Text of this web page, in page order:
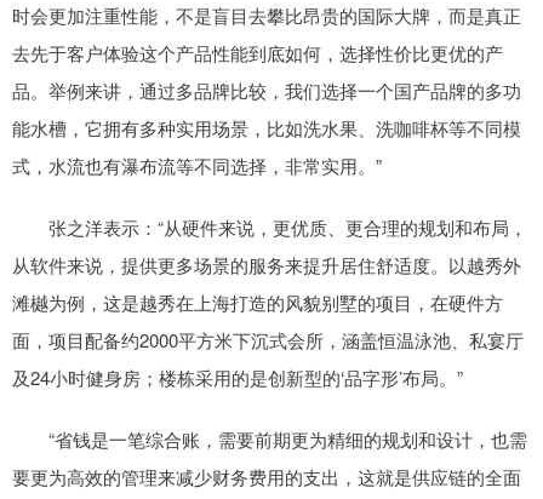
时会更加注重性能，不是盲目去攀比昂贵的国际大牌，而是真正
去先于客户体验这个产品性能到底如何，选择性价比更优的产
品。举例来讲，通过多品牌比较，我们选择一个国产品牌的多功
能水槽，它拥有多种实用场景，比如洗水果、洗咖啡杯等不同模
式，水流也有瀑布流等不同选择，非常实用。”
张之洋表示：“从硬件来说，更优质、更合理的规划和布局，
从软件来说，提供更多场景的服务来提升居住舒适度。以越秀外
滩樾为例，这是越秀在上海打造的风貌别墅的项目，在硬件方
面，项目配备约2000平方米下沉式会所，涵盖恒温泳池、私宴厅
及24小时健身房；楼栋采用的是创新型的‘品字形’布局。”
“省钱是一笔综合账，需要前期更为精细的规划和设计，也需
要更为高效的管理来减少财务费用的支出，这就是供应链的全面